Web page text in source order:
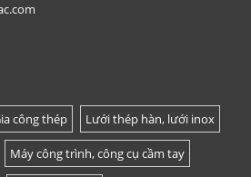
công thép Lưới thép hàn, lưới inox
Máy công trình, công cụ cầm tay